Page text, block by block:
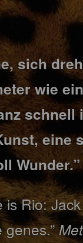
sich
wie
schnell
eine
Wunder.”
Rio:
genes.”